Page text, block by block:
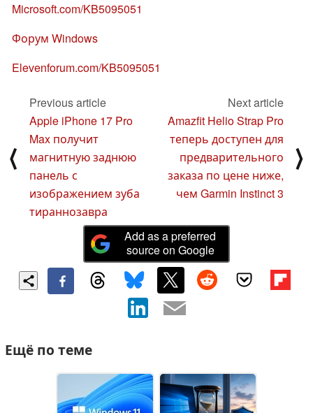
Microsoft.com/KB5095051
Форум Windows
Elevenforum.com/KB5095051
⟨
Previous article
Apple iPhone 17 Pro
Max получит
магнитную заднюю
панель с
изображением зуба
тираннозавра
Next article
Amazfit Helio Strap Pro
теперь доступен для
предварительного
заказа по цене ниже,
чем Garmin Instinct 3
⟩
Add as a preferred
source on Google
Ещё по теме